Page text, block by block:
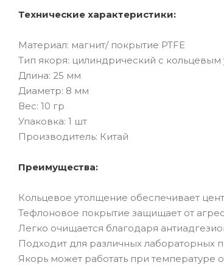
Технические характеристики:
Материал: магнит/ покрытие PTFE
Тип якоря: цилиндрический с
Длина: 25 мм
Диаметр: 8 мм
Вес: 10 гр
Упаковка: 1 шт
Производитель: Китай
Преимущества:
Кольцевое утолщение обеспечивает
Тефлоновое покрытие защищает от
Легко очищается благодаря
Подходит для различных лабораторных
Якорь может работать при температуре